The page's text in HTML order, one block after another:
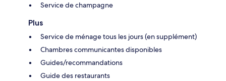
Service de champagne
Plus
Service de ménage tous les jours (en supplément)
Chambres communicantes disponibles
Guides/recommandations
Guide des restaurants